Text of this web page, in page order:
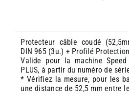
Protecteur câble coudé
DIN 965 (3u.) + Profilé Protection
Valide pour la machine
PLUS, à partir du numéro de
* Vérifiez la mesure, pour les
une distance de 52,5 mm entre